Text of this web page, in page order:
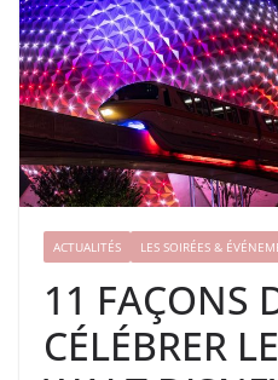
ACTUALITÉS LES SOIRÉES &
11 FAÇONS
CÉLÉBRER